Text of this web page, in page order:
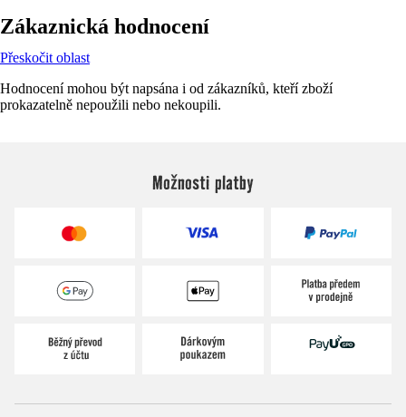
Zákaznická hodnocení
Přeskočit oblast
Hodnocení mohou být napsána i od zákazníků, kteří zboží
prokazatelně nepoužili nebo nekoupili.
Možnosti platby